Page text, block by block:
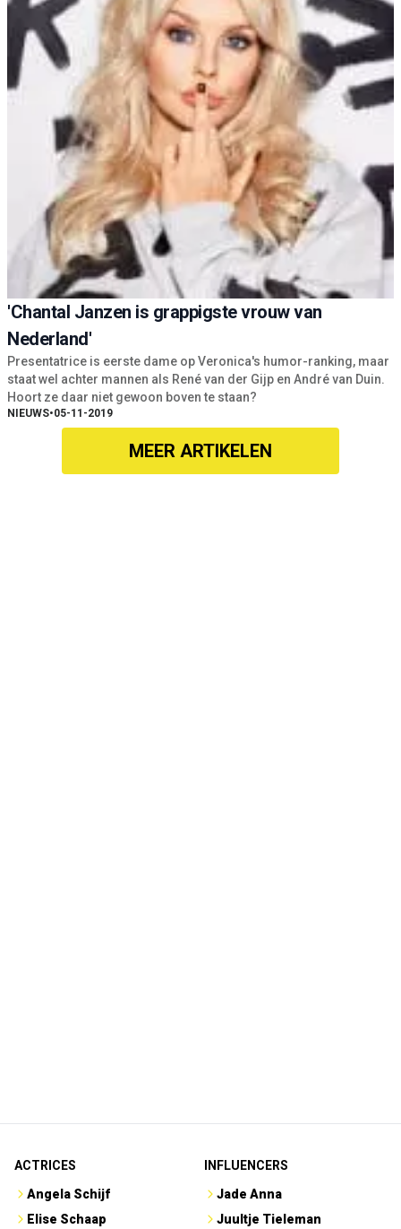
'Chantal Janzen is grappigste vrouw van
Nederland'
Presentatrice is eerste dame op Veronica's humor-ranking, maar
staat wel achter mannen als René van der Gijp en André van Duin.
Hoort ze daar niet gewoon boven te staan?
NIEUWS•05-11-2019
MEER ARTIKELEN
ACTRICES
Angela Schijf
Elise Schaap
INFLUENCERS
Jade Anna
Juultje Tieleman